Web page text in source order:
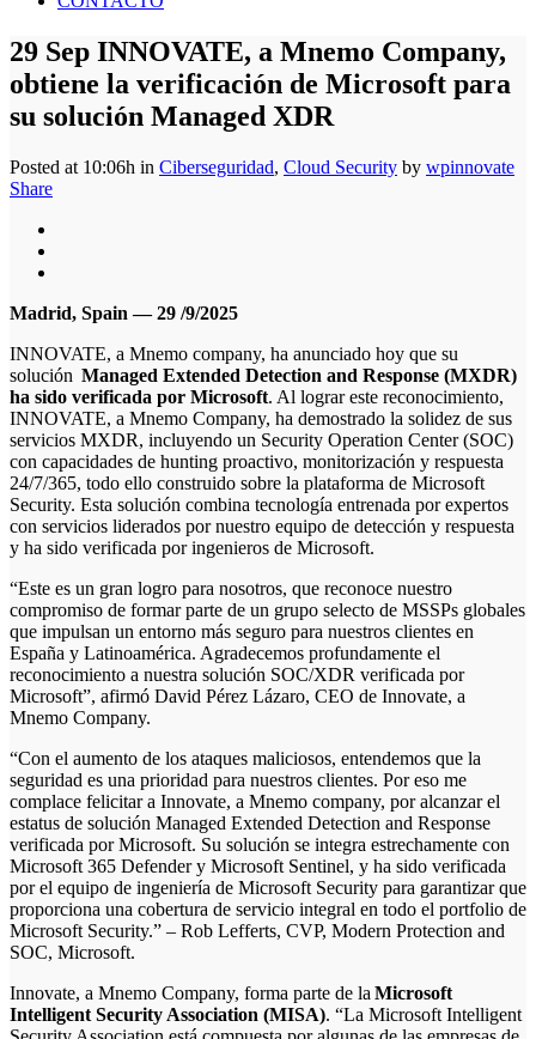
29 Sep INNOVATE, a Mnemo Company,
obtiene la verificación de Microsoft para
su solución Managed XDR
Posted at 10:06h in Ciberseguridad, Cloud Security by wpinnovate
Share
Madrid, Spain —29 /9/2025
INNOVATE, a Mnemo company, ha anunciado hoy que su
solución Managed Extended Detection and Response (MXDR)
ha sido verificada por Microsoft. Al lograr este reconocimiento,
INNOVATE, a Mnemo Company, ha demostrado la solidez de sus
servicios MXDR, incluyendo un Security Operation Center (SOC)
con capacidades de hunting proactivo, monitorización y respuesta
24/7/365, todo ello construido sobre la plataforma de Microsoft
Security. Esta solución combina tecnología entrenada por expertos
con servicios liderados por nuestro equipo de detección y respuesta
y ha sido verificada por ingenieros de Microsoft.
“Este es un gran logro para nosotros, que reconoce nuestro
compromiso de formar parte de un grupo selecto de MSSPs globales
que impulsan un entorno más seguro para nuestros clientes en
España y Latinoamérica. Agradecemos profundamente el
reconocimiento a nuestra solución SOC/XDR verificada por
Microsoft”, afirmó David Pérez Lázaro, CEO de Innovate, a
Mnemo Company.
“Con el aumento de los ataques maliciosos, entendemos que la
seguridad es una prioridad para nuestros clientes. Por eso me
complace felicitar a Innovate, a Mnemo company, por alcanzar el
estatus de solución Managed Extended Detection and Response
verificada por Microsoft. Su solución se integra estrechamente con
Microsoft 365 Defender y Microsoft Sentinel, y ha sido verificada
por el equipo de ingeniería de Microsoft Security para garantizar que
proporciona una cobertura de servicio integral en todo el portfolio de
Microsoft Security.” – Rob Lefferts, CVP, Modern Protection and
SOC, Microsoft.
Innovate, a Mnemo Company, forma parte de la Microsoft
Intelligent Security Association (MISA). “La Microsoft Intelligent